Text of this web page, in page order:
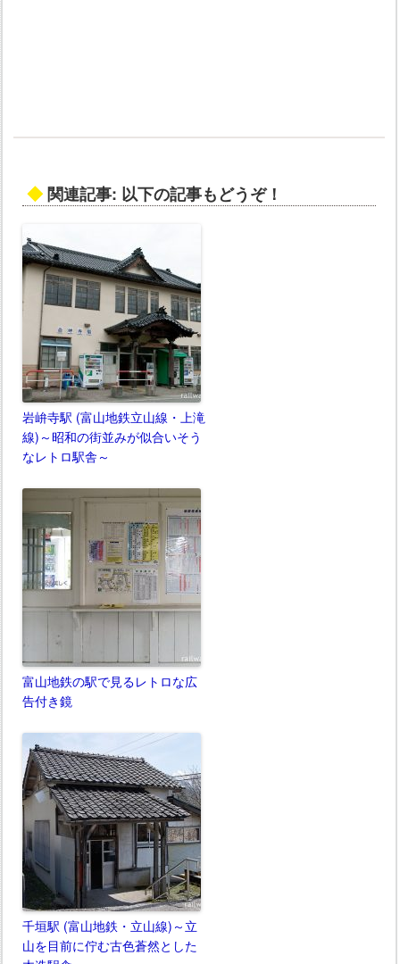
◆関連記事: 以下の記事もどうぞ！
岩峅寺駅 (富山地鉄立山線・上滝
線)～昭和の街並みが似合いそう
なレトロ駅舎～
富山地鉄の駅で見るレトロな広
告付き鏡
千垣駅 (富山地鉄・立山線)～立
山を目前に佇む古色蒼然とした